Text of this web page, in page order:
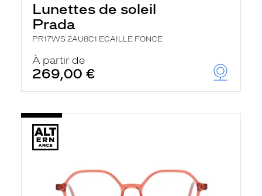
Lunettes de soleil
Prada
PR17WS 2AU8C1 ECAILLE FONCE
À partir de
269,00 €